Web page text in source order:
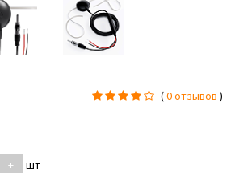
(0 отзывов )
+ шт